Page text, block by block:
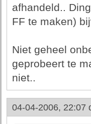
afhandeld..
FF te maken)
Niet geheel
geprobeert te
niet..
04-04-2006, 22:07